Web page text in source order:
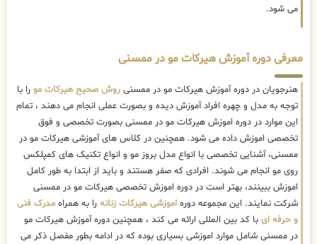
می شود.
معرفی دوره آموزش هیرکات مو در ممسنی
هنرجویان در دوره آموزش هیرکات مو در ممسنی روش صحیح هیرکات مو را با
توجه به مدل و چهره افراد آموزش دیده و بصورت عملی انجام می دهند ، تمام
این موارد در دوره اموزش هیرکات مو در ممسنی بصورت تخصصی و فوق
تخصصی اموزش داده می شود. همچنین در کلاس های آموزشی هیرکات مو در
ممسنی، آشنایی تخصصی با انواع مدل بروز مو و انواع تکنیک های کمپلکس
روی مو انجام می شوند. افرادی که صفر هستند و باید از ابتدا به طور کامل
اموزش ببینند، بهتر است در دوره اموزش تخصصی هیرکات مو در ممسنی
شرکت نمایند. این مجموعه دوره اموزشی هیرکات زنانه را به همراه مدرک فنی
و حرفه ای با کد بین المللی ارائه می کند ، همچنین دوره آموزش هیرکات مو
در ممسنی شامل موارد اموزشی بسیاری بوده که در ادامه بطور مفصل ذکر می